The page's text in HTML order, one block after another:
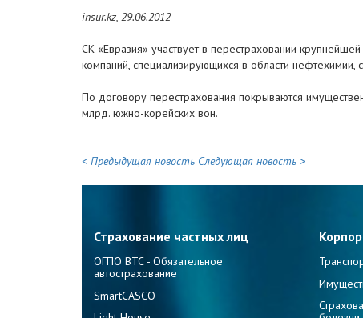
insur.kz, 29.06.2012
СК «Евразия» участвует в перестраховании
компаний, специализирующихся в области
По договору перестрахования покрываются
млрд. южно-корейских вон.
< Предыдущая новость Следующая новость >
Страхование частных лиц
ОГПО ВТС - Обязательное
автострахование
SmartCASCO